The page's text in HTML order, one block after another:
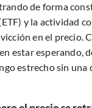
de forma
y la actividad
en el precio.
estar esperando,
estrecho sin una